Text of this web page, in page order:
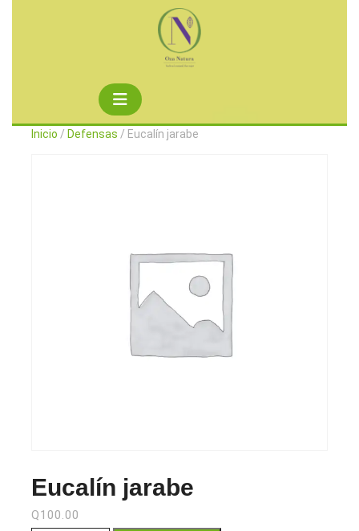
Botón
de
Inicio / Defensas / Eucalín jarabe
Eucalín jarabe
Q100.00